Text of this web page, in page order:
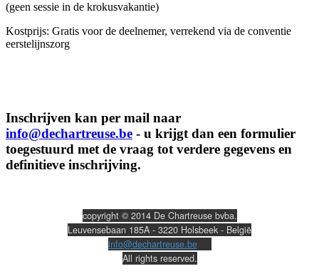
(geen sessie in de krokusvakantie)
Kostprijs: Gratis voor de deelnemer, verrekend via de conventie
eerstelijnszorg
Inschrijven kan per mail naar
info@dechartreuse.be - u krijgt dan een formulier
toegestuurd met de vraag tot verdere gegevens en
definitieve inschrijving.
copyright © 2014 De Chartreuse bvba.
Leuvensebaan 185A - 3220 Holsbeek - België
info@dechartreuse.be
All rights reserved.